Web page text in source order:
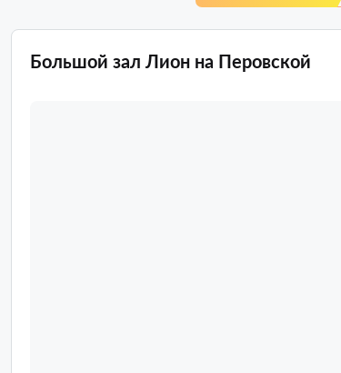
Большой зал Лион на Перовской